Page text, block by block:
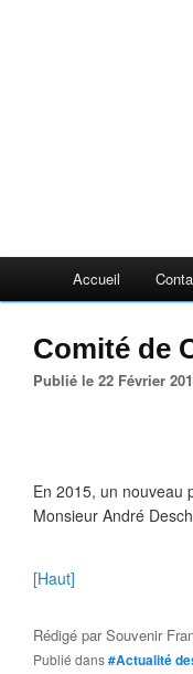
Accueil
Comité de
Publié le 22 Février
En 2015, un nouveau
Monsieur André
[Haut]
Rédigé parSouvenir
Publié dans#Actualité